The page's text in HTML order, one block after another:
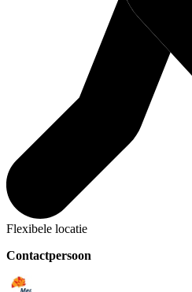
Flexibele locatie
Contactpersoon